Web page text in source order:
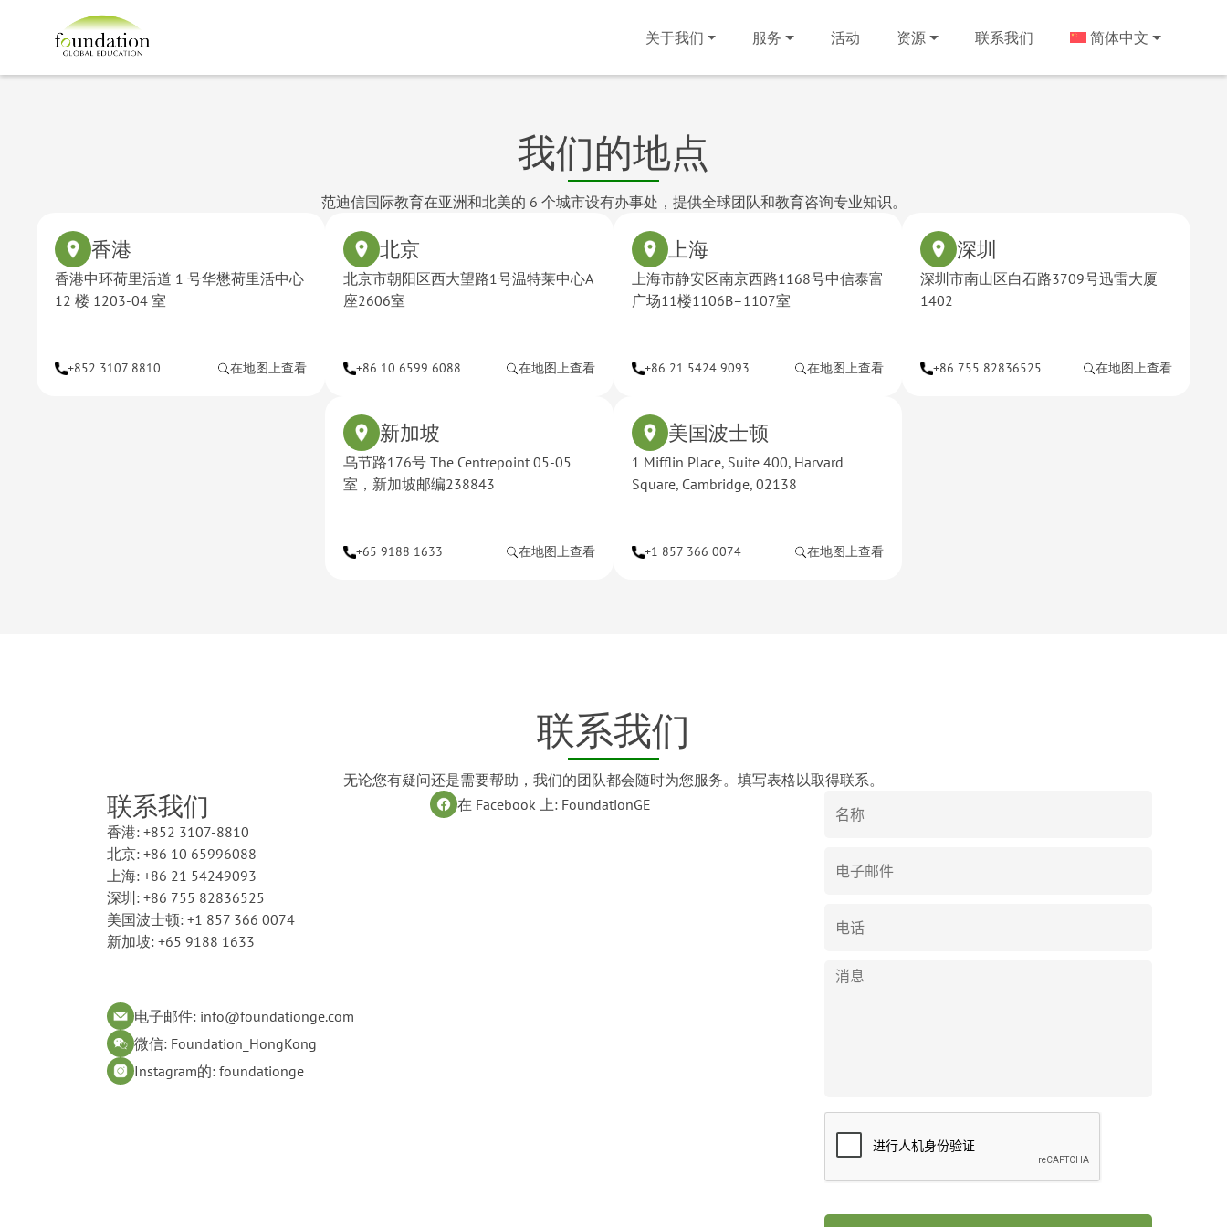
关于我们 服务 活动 资源 联系我们 简体中文
我们的地点
范迪信国际教育在亚洲和北美的 6 个城市设有办事处，提供全球团队和教育咨询专业知识。
香港
香港中环荷里活道 1 号华懋荷里活中心
12 楼 1203-04 室
+852 3107 8810 在地图上查看
北京
北京市朝阳区西大望路1号温特莱中心A
座2606室
+86 10 6599 6088 在地图上查看
上海
上海市静安区南京西路1168号中信泰富
广场11楼1106B–1107室
+86 21 5424 9093 在地图上查看
深圳
深圳市南山区白石路3709号迅雷大厦
1402
+86 755 82836525 在地图上查看
新加坡
乌节路176号 The Centrepoint 05-05
室，新加坡邮编238843
+65 9188 1633 在地图上查看
美国波士顿
1 Mifflin Place, Suite 400, Harvard
Square, Cambridge, 02138
+1 857 366 0074 在地图上查看
联系我们
无论您有疑问还是需要帮助，我们的团队都会随时为您服务。填写表格以取得联系。
联系我们
香港: +852 3107-8810
北京: +86 10 65996088
上海: +86 21 54249093
深圳: +86 755 82836525
美国波士顿: +1 857 366 0074
新加坡: +65 9188 1633
电子邮件: info@foundationge.com
微信: Foundation_HongKong
Instagram的: foundationge
在 Facebook 上: FoundationGE